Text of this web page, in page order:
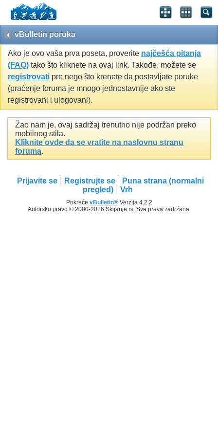
vBulletin poruka
Ako je ovo vaša prva poseta, proverite najčešća pitanja
(FAQ) tako što kliknete na ovaj link. Takođe, možete se
registrovati pre nego što krenete da postavljate poruke
(praćenje foruma je mnogo jednostavnije ako ste
registrovani i ulogovani).
Žao nam je, ovaj sadržaj trenutno nije podržan preko
mobilnog stila.
Kliknite ovde da se vratite na naslovnu stranu
foruma.
Prijavite se Registrujte se
Puna strana (normalni
pregled)
Vrh
Pokreće vBulletin®Verzija 4.2.2
Autorsko pravo © 2000-2026 Skijanje.rs. Sva prava zadržana.